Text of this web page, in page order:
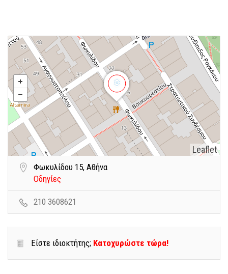
Leaflet
Φωκυλίδου 15, Αθήνα
Οδηγίες
210 3608621
Είστε ιδιοκτήτης; Κατοχυρώστε τώρα!